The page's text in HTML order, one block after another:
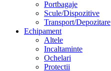
Portbagaje
Scule/Dispozitive
Transport/Depozitare
Echipament
Altele
Incaltaminte
Ochelari
Protectii